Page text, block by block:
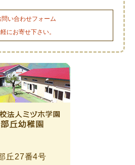
にお寄せ下さい。
丘27番4号